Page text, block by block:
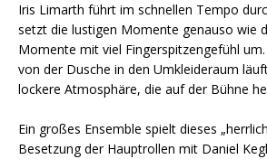
Iris Limarth führt im schnellen Tempo
setzt die lustigen Momente genauso wie
Momente mit viel Fingerspitzengefühl
von der Dusche in den Umkleideraum
lockere Atmosphäre, die auf der Bühne
Ein großes Ensemble spielt dieses
Besetzung der Hauptrollen mit Daniel